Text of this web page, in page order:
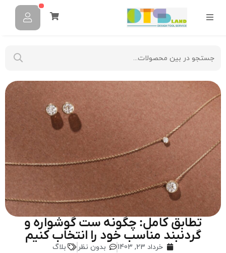
تطابق کامل: چگونه ست گوشواره و
گردنبند مناسب خود را انتخاب کنیم
خرداد 23, 1403 بدون نظر بلاگ